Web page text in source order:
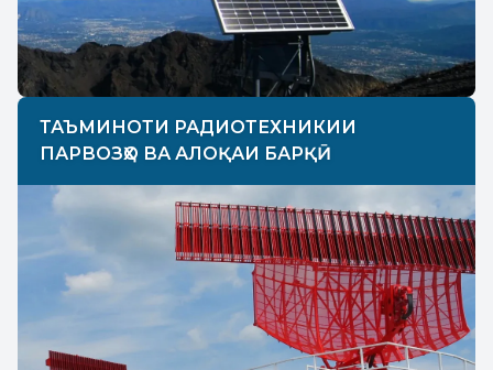
ТАЪМИНОТИ РАДИОТЕХНИКИИ
ПАРВОЗҲО ВА АЛОҚАИ БАРҚӢ